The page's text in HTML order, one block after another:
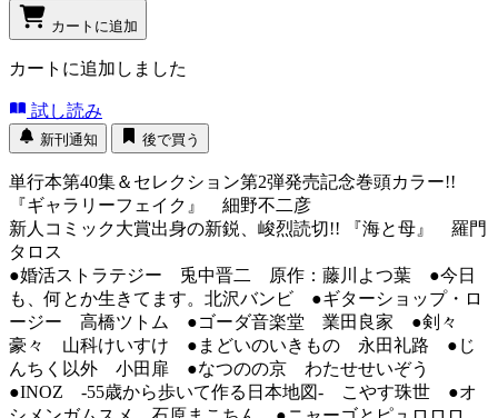
カートに追加
カートに追加しました
試し読み
新刊通知 後で買う
単行本第40集＆セレクション第2弾発売記念巻頭カラー!!
『ギャラリーフェイク』 細野不二彦
新人コミック大賞出身の新鋭、峻烈読切!! 『海と母』 羅門
タロス
●婚活ストラテジー 兎中晋二 原作：藤川よつ葉 ●今日
も、何とか生きてます。北沢バンビ ●ギターショップ・ロ
ージー 高橋ツトム ●ゴーダ音楽堂 業田良家 ●剣々
豪々 山科けいすけ ●まどいのいきもの 永田礼路 ●じ
んちく以外 小田扉 ●なつのの京 わたせせいぞう
●INOZ -55歳から歩いて作る日本地図- こやす珠世 ●オ